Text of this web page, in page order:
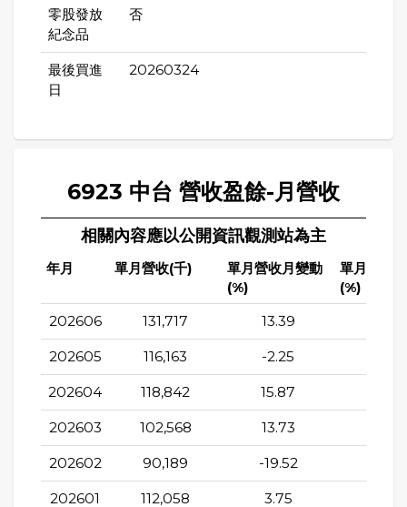
零股發放
紀念品
否
最後買進
日
20260324
6923 中台 營收盈餘-月營收
相關內容應以公開資訊觀測站為主
年月 單月營收(千)
單月營收月變動
(%)
單月營收
(%)
202606 131,717 13.39
202605 116,163 -2.25
202604 118,842 15.87
202603 102,568 13.73
202602 90,189 -19.52
202601 112,058 3.75